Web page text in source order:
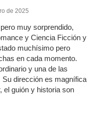
de 2025
muy sorprendido,
y Ciencia Ficción y
muchísimo pero
en cada momento.
y una de las
Su dirección es magnífica
el guión y historia son